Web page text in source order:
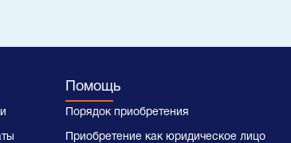
Помощь
Порядок приобретения
Приобретение как юридическое лицо